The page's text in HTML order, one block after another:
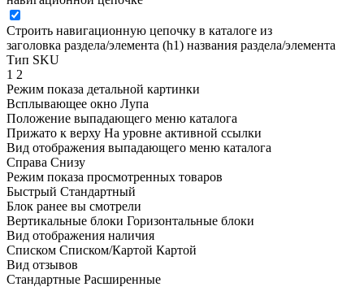
Строить навигационную цепочку в каталоге из
заголовка раздела/элемента (h1) названия раздела/элемента
Тип SKU
1 2
Режим показа детальной картинки
Всплывающее окно Лупа
Положение выпадающего меню каталога
Прижато к верху На уровне активной ссылки
Вид отображения выпадающего меню каталога
Справа Снизу
Режим показа просмотренных товаров
Быстрый Стандартный
Блок ранее вы смотрели
Вертикальные блоки Горизонтальные блоки
Вид отображения наличия
Списком Списком/Картой Картой
Вид отзывов
Стандартные Расширенные